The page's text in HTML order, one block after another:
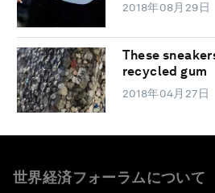
2018年08月29日
These
recycled gum
2018年04月27日
世界経済フォーラムについて